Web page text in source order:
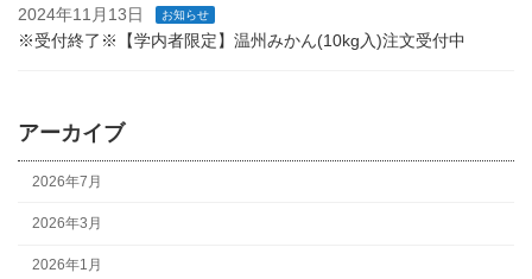
2024年11月13日 お知らせ
※受付終了※【学内者限定】温州みかん(10kg入)注文受付中
アーカイブ
2026年7月
2026年3月
2026年1月